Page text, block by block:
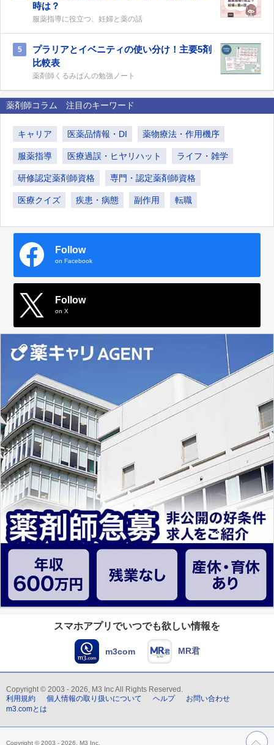
時は？
服薬指導に役立つ、妊婦と薬の話
5
プラリアとイベニティの使い分け！主要5剤
比較表
薬剤師くるみぱんの勉強ノート
薬剤師コラム 注目のキーワード
キャリア 医薬品情報・DI 薬物療法・作用機序
服薬指導 医療過誤・ヒヤリハット ライフ・雑学
研修認定薬剤師資格 専門・認定薬剤師資格
医療クイズ 疾患・病態 副作用 転職
Follow
on Facebook
Follow
on X
スマホアプリでいつでも欲しい情報を
m3com MR君
Copyright © 2003 - 2026, M3 Inc All Rights Reserved.
利用規約
個人情報の取り扱いについて ヘルプ
お問い合わせ
m3.comとは
Copyright © 2003 - 2026, M3 Inc.